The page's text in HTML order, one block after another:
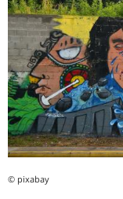
© pixabay